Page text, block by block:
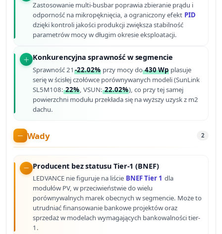
Zastosowanie multi-busbar poprawia zbieranie prądu i
odporność na mikropęknięcia, a ograniczony efekt PID
dzięki kontroli jakości produkcji zwiększa stabilność
parametrów mocy w długim okresie eksploatacji.
Konkurencyjna sprawność w segmencie
Sprawność 21-22.02% przy mocy do430 Wp plasuje
serię w ścisłej czołówce porównywanych modeli (SunLink
SL5M108:22%, VSUN:22.02%), co przy tej samej
powierzchni modułu przekłada się na wyższy uzysk z m2
dachu.
Wady 2
Producent bez statusu Tier-1 (BNEF)
LEDVANCE nie figuruje na liście BNEF Tier 1 dla
modułów PV, w przeciwieństwie do wielu
porównywalnych marek obecnych w segmencie. Może to
utrudniać finansowanie bankowe projektów oraz
sprzedaż w modelach wymagających bankowalności tier-
1.